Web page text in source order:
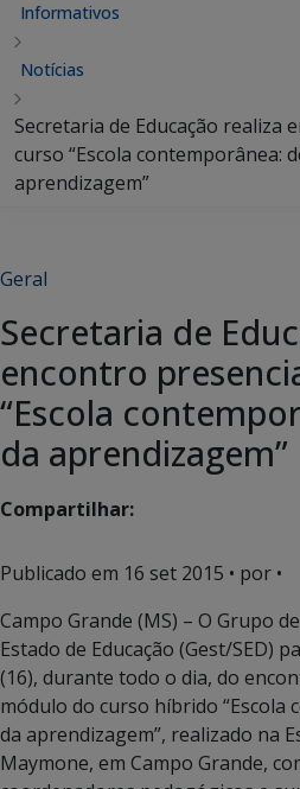
Informativos
Notícias
Secretaria de Educação realiza
curso “Escola contemporânea:
aprendizagem”
Geral
Secretaria de
encontro
“Escola
da aprendizagem”
Compartilhar:
Publicado em 16 set 2015 • por •
Campo Grande (MS) – O Grupo
Estado de Educação (Gest/SED)
(16), durante todo o dia, do
módulo do curso híbrido “Escola
da aprendizagem”, realizado na
Maymone, em Campo Grande,